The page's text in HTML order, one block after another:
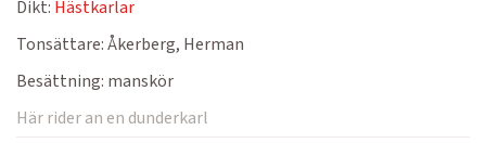
Dikt: Hästkarlar
Tonsättare:Åkerberg, Herman
Besättning: manskör
Här rider an en dunderkarl